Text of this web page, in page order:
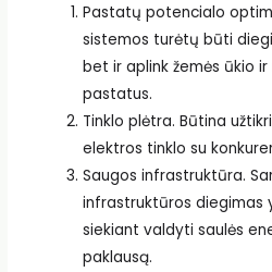
Pastatų potencialo
sistemos turėtų būti
bet ir aplink žemės ūkio
pastatus.
Tinklo plėtra. Būtina
elektros tinklo su
Saugos infrastruktūra.
infrastruktūros diegimas
siekiant valdyti saulės
paklausą.